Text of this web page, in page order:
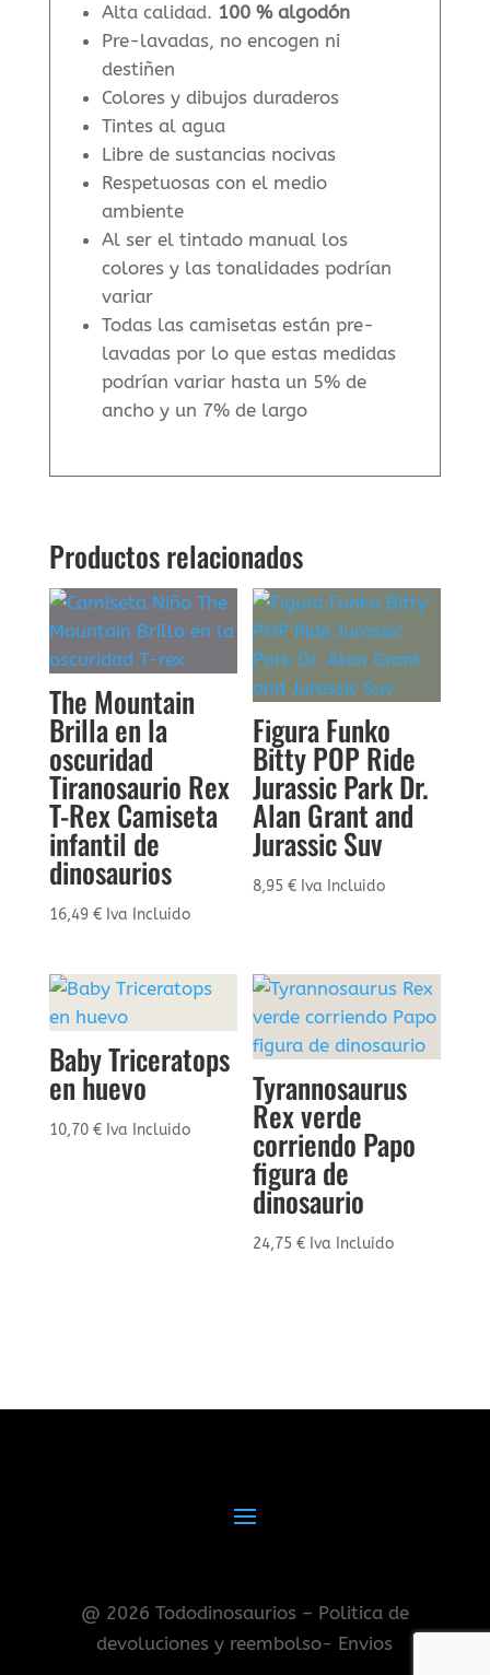
Alta calidad. 100 % algodón
Pre-lavadas, no encogen ni
destiñen
Colores y dibujos duraderos
Tintes al agua
Libre de sustancias nocivas
Respetuosas con el medio
ambiente
Al ser el tintado manual los
colores y las tonalidades podrían
variar
Todas las camisetas están pre-
lavadas por lo que estas medidas
podrían variar hasta un 5% de
ancho y un 7% de largo
Productos relacionados
The Mountain
Brilla en la
oscuridad
Tiranosaurio Rex
T-Rex Camiseta
infantil de
dinosaurios
16,49 € Iva Incluido
Figura Funko
Bitty POP Ride
Jurassic Park Dr.
Alan Grant and
Jurassic Suv
8,95€ Iva Incluido
Baby Triceratops
en huevo
10,70 € Iva Incluido
Tyrannosaurus
Rex verde
corriendo Papo
figura de
dinosaurio
24,75€ Iva Incluido
@ 2026 Tododinosaurios – Politica de
devoluciones y reembolso- Envios